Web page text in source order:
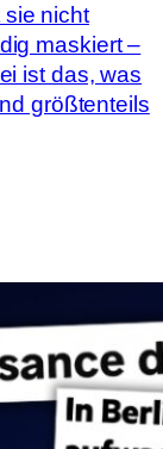
nicht
maskiert –
ist das, was
größtenteils